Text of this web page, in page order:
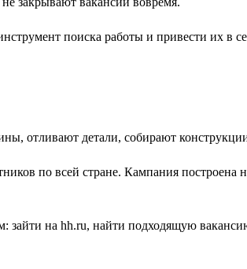
поиска работы и привести их в
отливают детали, собирают
по всей стране. Кампания построена
на hh.ru, найти подходящую